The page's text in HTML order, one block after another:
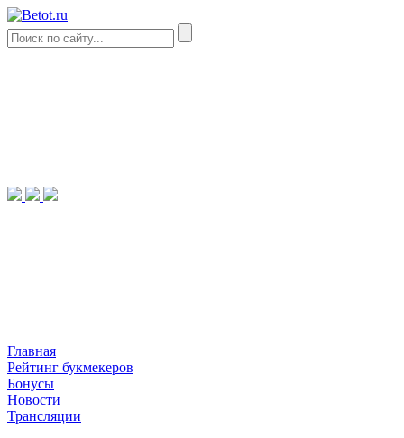
Главная
Рейтинг букмекеров
Бонусы
Новости
Трансляции